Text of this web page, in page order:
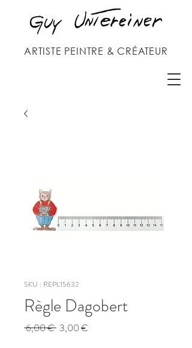
ARTISTE PEINTRE & CRÉATEUR
SKU : REPL15632
Règle Dagobert
6,00 € Prix
3,00 €